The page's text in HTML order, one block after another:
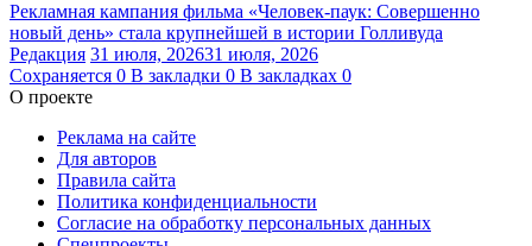
Рекламная кампания фильма «Человек-паук: Совершенно
новый день» стала крупнейшей в истории Голливуда
Редакция 31 июля, 202631 июля, 2026
Сохраняется 0 В закладки 0 В закладках 0
О проекте
Реклама на сайте
Для авторов
Правила сайта
Политика конфиденциальности
Согласие на обработку персональных данных